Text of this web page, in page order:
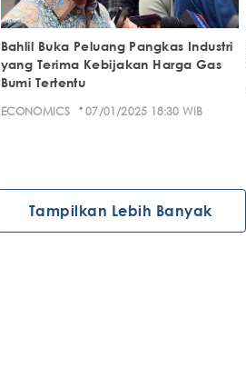
Bahlil Buka Peluang Pangkas Industri
yang Terima Kebijakan Harga Gas
Bumi Tertentu
ECONOMICS · 07/01/2025 18:30 WIB
Tampilkan Lebih Banyak